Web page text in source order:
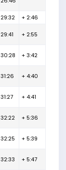
29:32 + 2:46
29:41 + 2:55
30:28 + 3:42
31:26 + 4:40
31:27 + 4:41
32:22 + 5:36
32:25 + 5:39
32:33 + 5:47